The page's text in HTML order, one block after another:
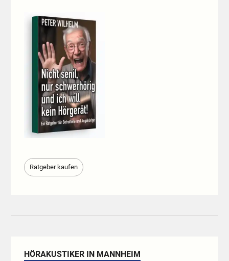
Ratgeber kaufen
HÖRAKUSTIKER IN MANNHEIM